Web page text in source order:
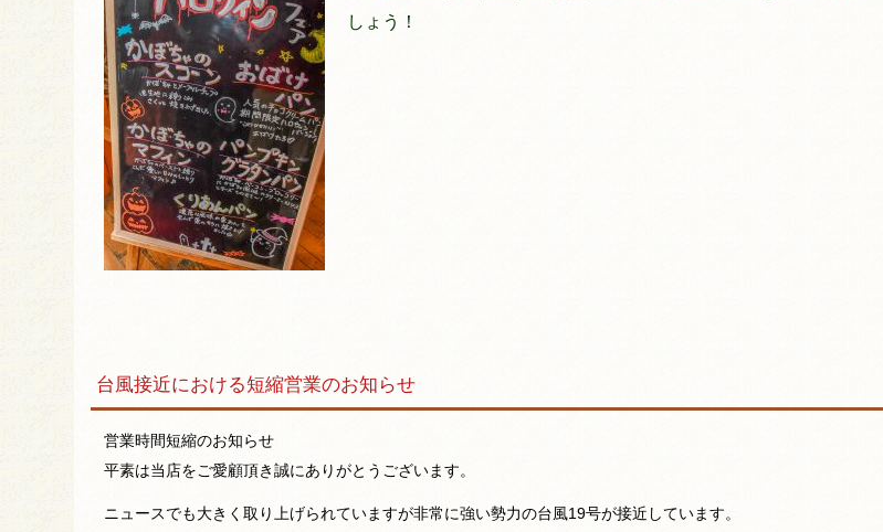
しょう！
台風接近における短縮営業のお知らせ
営業時間短縮のお知らせ
平素は当店をご愛顧頂き誠にありがとうございます。
ニュースでも大きく取り上げられていますが非常に強い勢力の台風19号が接近しています。